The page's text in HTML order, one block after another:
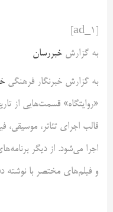
به گزارش خبررسان
به گزارش خبرنگار فرهنگی
«روایتگاه» قسمت‌هایی از
قالب اجرای تئاتر، موسیقی،
اجرا می‌شود. از دیگر
و فیلم‌های مختصر با